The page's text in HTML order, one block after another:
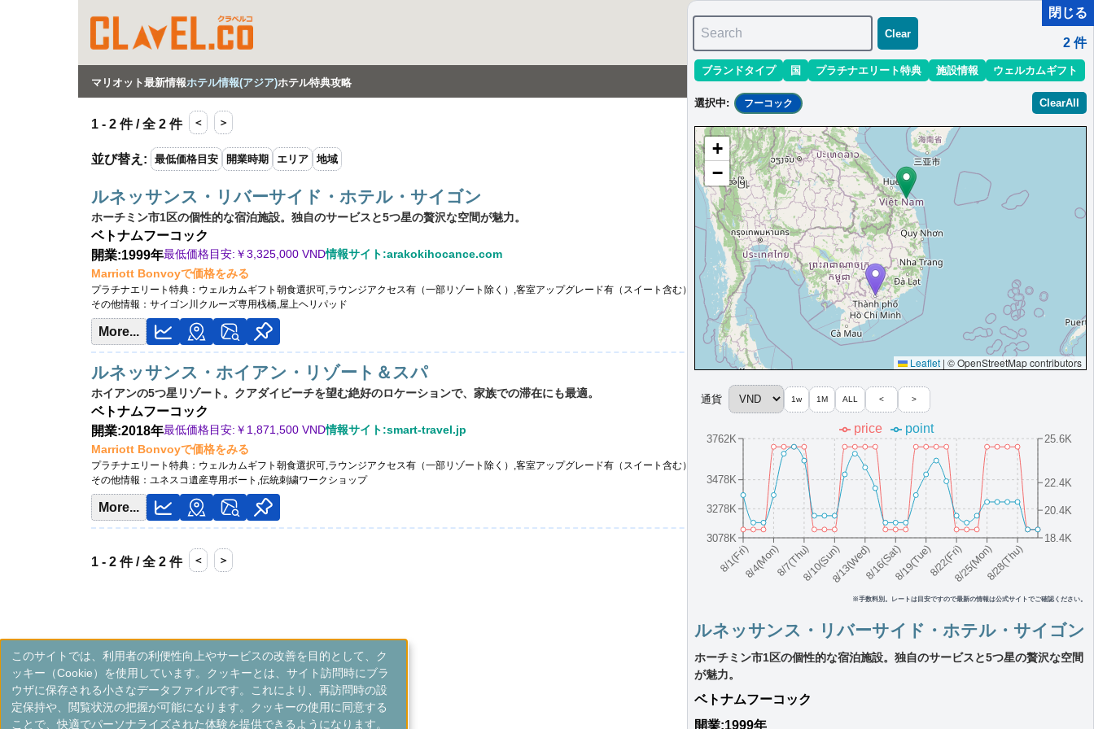
マリオット最新情報ホテル情報(アジア)ホテル特典攻略
1 - 2 件 / 全 2 件 ＜ ＞
並び替え : 最低価格目安 開業時期 エリア 地域
ルネッサンス・リバーサイド・ホテル・サイゴン
ホーチミン市1区の個性的な宿泊施設。独自のサービスと5つ星の贅沢な空間が魅力。
ベトナムフーコック
開業:1999年最低価格目安:￥3,325,000 VND情報サイト:arakokihocance.com
Marriott Bonvoyで価格をみる
プラチナエリート特典： ウェルカムギフト朝食選択可,ラウンジアクセス有（一部リゾート除く）,客室アップグレード有（スイート含む）,Rバー・ミックスオロジーカクテル体験
その他情報： サイゴン川クルーズ専用桟橋,屋上ヘリパッド
More...
ルネッサンス・ホイアン・リゾート＆スパ
ホイアンの5つ星リゾート。クアダイビーチを望む絶好のロケーションで、家族での滞在にも最適。
ベトナムフーコック
開業:2018年最低価格目安:￥ 1,871,500 VND情報サイト:smart-travel.jp
Marriott Bonvoyで価格をみる
プラチナエリート特典： ウェルカムギフト朝食選択可,ラウンジアクセス有（一部リゾート除く）,客室アップグレード有（スイート含む）
その他情報： ユネスコ遺産専用ボート,伝統刺繍ワークショップ
More...
1 - 2 件 / 全 2 件 ＜ ＞
閉じる
Search
Clear
2 件
ブランドタイプ 国 プラチナエリート特典 施設情報 ウェルカムギフト
選択中: フーコック ClearAll
+
−
Leaflet | © OpenStreetMap contributors
8/1(Fri)8/4(Mon)8/7(Thu)8/10(Sun)8/13(Wed)8/16(Sat)8/19(Tue)8/22(Fri)8/25(Mon)8/28(Thu)
3078K
3278K
3478K
3762K
18.4K
20.4K
22.4K
25.6K
price point
※手数料別。レートは目安ですので最新の情報は公式サイトでご確認ください。
通貨 1w 1M ALL < >
ルネッサンス・リバーサイド・ホテル・サイゴン
ホーチミン市1区の個性的な宿泊施設。独自のサービスと5つ星の贅沢な空間
が魅力。
ベトナムフーコック
開業:1999年
このサイトでは、利用者の利便性向上やサービスの改善を目的として、ク
ッキー（Cookie）を使用しています。クッキーとは、サイト訪問時にブラ
ウザに保存される小さなデータファイルです。これにより、再訪問時の設
定保持や、閲覧状況の把握が可能になります。クッキーの使用に同意する
ことで、快適でパーソナライズされた体験を提供できるようになります。